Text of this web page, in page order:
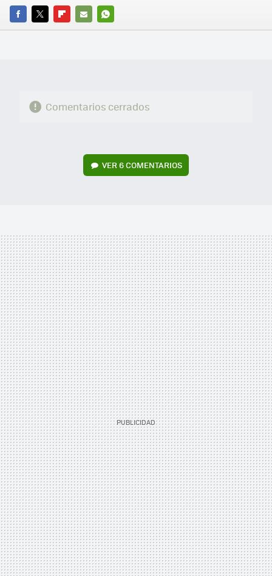
FACEBOOK
TWITTERFLIPBOARD
E-
WHATSAPP
Comentarios cerrados
VER6 COMENTARIOS